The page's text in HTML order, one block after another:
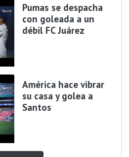
Pumas se despacha
con goleada a un
débil FC Juárez
América hace vibrar
su casa y golea a
Santos